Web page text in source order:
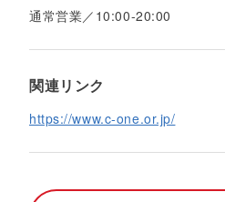
通常営業／10:00-20:00
関連リンク
https://www.c-one.or.jp/